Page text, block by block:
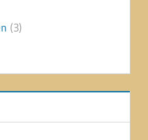
(3)